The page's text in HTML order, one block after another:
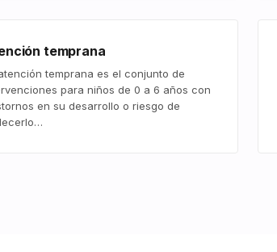
temprana
temprana es el conjunto de
para niños de 0 a 6 años con
en su desarrollo o riesgo de